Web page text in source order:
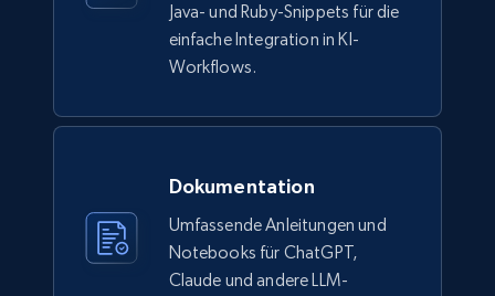
Walmart sellers info
display name, Seller email, Seller phone, Seller
about us, and more.
912+ 88+ Jetzt kaufen
Java- und Ruby-Snippets für die
einfache Integration in KI-
Workflows.
Dokumentation
Umfassende Anleitungen und
Notebooks für ChatGPT,
Claude und andere LLM-